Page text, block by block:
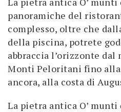
panoramiche del
complesso, oltre che
della piscina, potrete
abbraccia l’orizzonte dal
Monti Peloritani fino alla
ancora, alla costa di
La pietra antica O’